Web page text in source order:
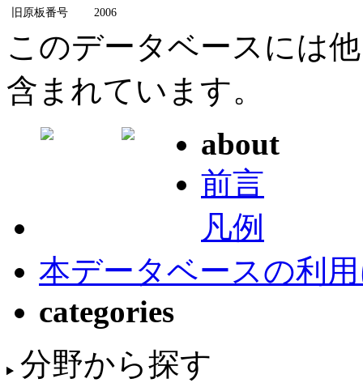
旧原板番号
2006
このデータベースには
含まれています。
about
前言
凡例
本データベースの利
categories
分野から探す